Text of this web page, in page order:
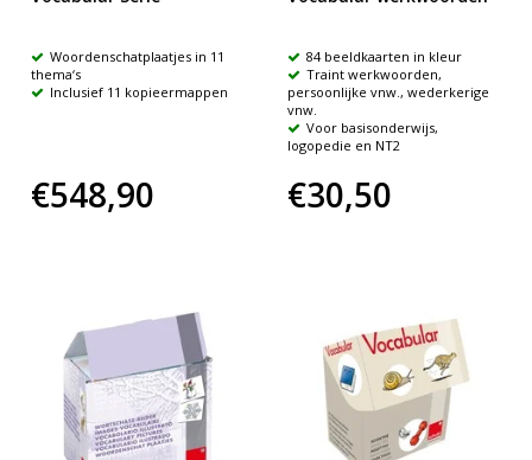
Woordenschatplaatjes in 11
thema‘s
Inclusief 11 kopieermappen
€548,90
84 beeldkaarten in kleur
Traint werkwoorden,
persoonlijke vnw., wederkerige
vnw.
Voor basisonderwijs,
logopedie en NT2
€30,50